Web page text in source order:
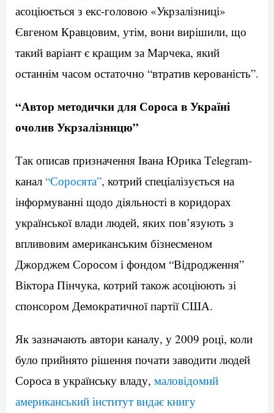
асоціюється з екс-головою «Укрзалізниці»
Євгеном Кравцовим, утім, вони вирішили, що
такий варіант є кращим за Марчека, який
останнім часом остаточно “втратив керованість”.
“Автор методички для Сороса в Україні
очолив Укрзалізницю”
Так описав призначення Івана Юрика Тelegram-
канал “Соросята”, котрий спеціалізується на
інформуванні щодо діяльності в коридорах
української влади людей, яких пов’язують з
впливовим американським бізнесменом
Джорджем Соросом і фондом “Відродження”
Віктора Пінчука, котрий також асоціюють зі
спонсором Демократичної партії США.
Як зазначають автори каналу, у 2009 році, коли
було прийнято рішення почати заводити людей
Сороса в українську владу, маловідомий
американський інститут видає книгу